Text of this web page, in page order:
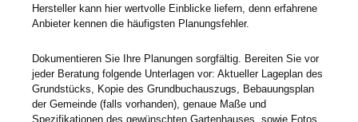
Hersteller kann hier wertvolle Einblicke liefern, denn erfahrene
Anbieter kennen die häufigsten Planungsfehler.
Dokumentieren Sie Ihre Planungen sorgfältig. Bereiten Sie vor
jeder Beratung folgende Unterlagen vor: Aktueller Lageplan des
Grundstücks, Kopie des Grundbuchauszugs, Bebauungsplan
der Gemeinde (falls vorhanden), genaue Maße und
Spezifikationen des gewünschten Gartenhauses, sowie Fotos